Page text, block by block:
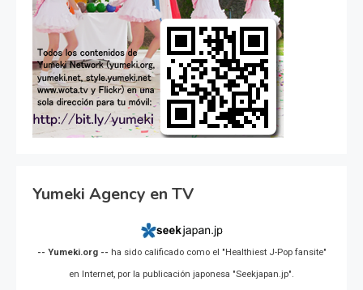
Yumeki Agency en TV
-- Yumeki.org -- ha sido calificado como el "Healthiest J-Pop fansite"
en Internet, por la publicación japonesa "Seekjapan.jp".